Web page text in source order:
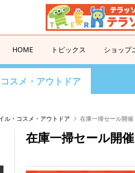
HOME トピックス ショップ
スメ・アウトドア
ル・コスメ・アウトドア 在庫一掃セール開催
在庫一掃セール開催